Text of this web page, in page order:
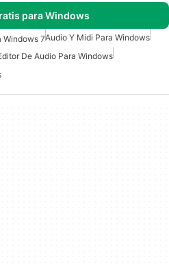
para Windows
Windows 7Audio Y Midi Para Windows
De Audio Para Windows